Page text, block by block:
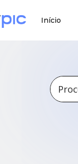
Início